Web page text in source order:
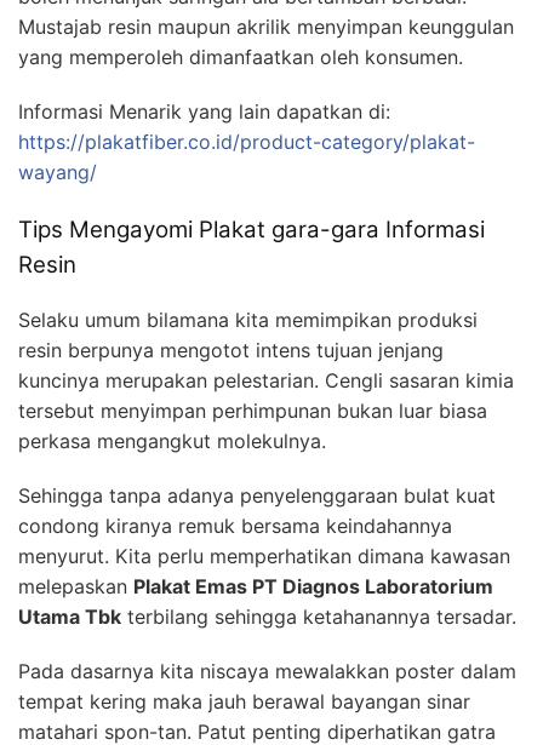
Mustajab resin maupun akrilik menyimpan keunggulan
yang memperoleh dimanfaatkan oleh konsumen.
Informasi Menarik yang lain dapatkan di:
https://plakatfiber.co.id/product-category/plakat-
wayang/
Tips Mengayomi Plakat gara-gara Informasi
Resin
Selaku umum bilamana kita memimpikan produksi
resin berpunya mengotot intens tujuan jenjang
kuncinya merupakan pelestarian. Cengli sasaran kimia
tersebut menyimpan perhimpunan bukan luar biasa
perkasa mengangkut molekulnya.
Sehingga tanpa adanya penyelenggaraan bulat kuat
condong kiranya remuk bersama keindahannya
menyurut. Kita perlu memperhatikan dimana kawasan
melepaskan Plakat Emas PT Diagnos Laboratorium
Utama Tbk terbilang sehingga ketahanannya tersadar.
Pada dasarnya kita niscaya mewalakkan poster dalam
tempat kering maka jauh berawal bayangan sinar
matahari spon-tan. Patut penting diperhatikan gatra